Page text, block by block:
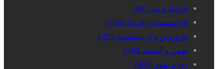
خرداد و تیر 1405
اردیبهشت و خرداد 1405
فروردین و اردیبهشت 1405
بهمن و اسفند 1404
دی و بهمن 1404